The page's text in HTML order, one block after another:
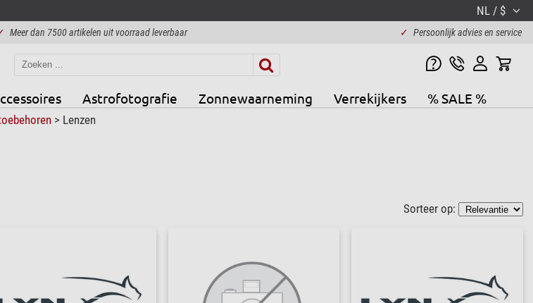
NL / $
Meer dan 7500 artikelen uit voorraad leverbaar ✓ Persoonlijk advies en service
Astrofotografie Zonnewaarneming Verrekijkers % SALE %
> Lenzen
Sorteer op: